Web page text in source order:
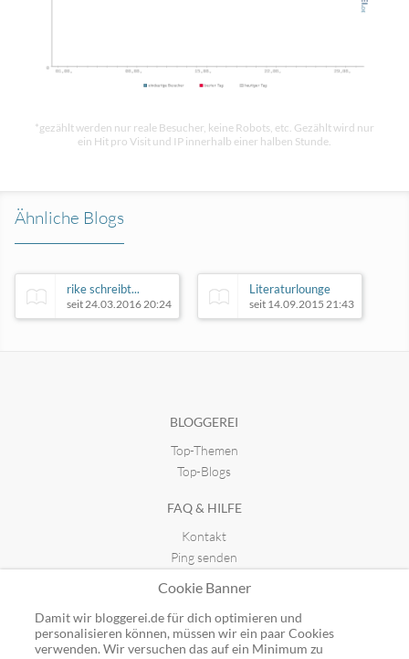
*gezählt werden nur reale Besucher, keine Robots, etc. Gezählt wird nur
ein Hit pro Visit und IP innerhalb einer halben Stunde.
Ähnliche Blogs
rike schreibt...
seit 24.03.2016 20:24
Literaturlounge
seit 14.09.2015 21:43
BLOGGEREI
Top-Themen
Top-Blogs
FAQ & HILFE
Kontakt
Ping senden
GUTSCHEINE
Top-Gutscheine
Cookie Banner
Damit wir bloggerei.de für dich optimieren und
personalisieren können, müssen wir ein paar Cookies
verwenden. Wir versuchen das auf ein Minimum zu